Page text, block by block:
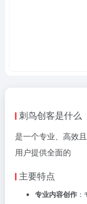
刺鸟创客是什么
是一个专业、高效
用户提供全面的
主要特点
专业内容创作